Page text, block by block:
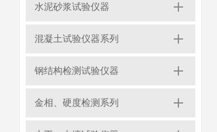
水泥砂浆试验仪器
混凝土试验仪器系列
钢结构检测试验仪器
金相、硬度检测系列